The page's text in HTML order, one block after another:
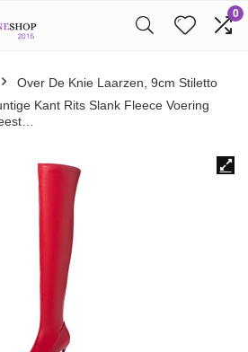
0
Over De Knie Laarzen, 9cm Stiletto
Kant Rits Slank Fleece Voering